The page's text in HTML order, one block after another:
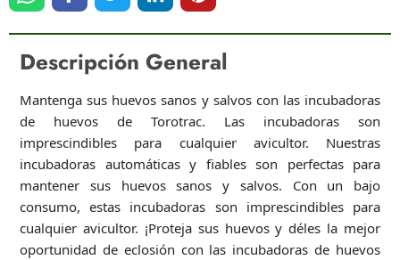
Descripción General
Mantenga sus huevos sanos y salvos con las incubadoras
de huevos de Torotrac. Las incubadoras son
imprescindibles para cualquier avicultor. Nuestras
incubadoras automáticas y fiables son perfectas para
mantener sus huevos sanos y salvos. Con un bajo
consumo, estas incubadoras son imprescindibles para
cualquier avicultor. ¡Proteja sus huevos y déles la mejor
oportunidad de eclosión con las incubadoras de huevos